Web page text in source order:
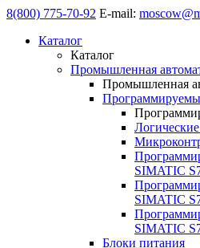
8(800) 775-70-92 E-mail:
Каталог
Каталог
Промышленная
Промышленная
SIMATIC
SIMATIC
SIMATIC
Блоки питания